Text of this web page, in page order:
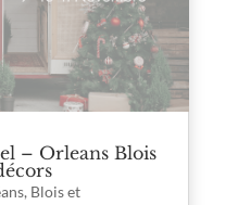
– Orleans Blois
Blois et